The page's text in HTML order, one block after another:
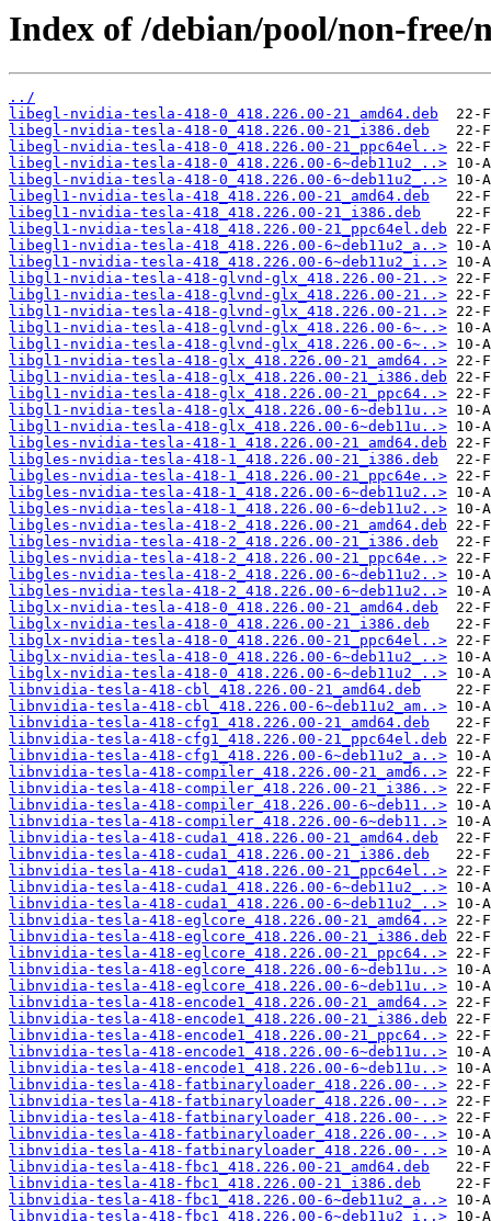
Index of /debian/pool/non-
../
libegl-nvidia-tesla-418-0_418.226.00-21_amd64.deb
libegl-nvidia-tesla-418-0_418.226.00-21_i386.deb
libegl-nvidia-tesla-418-0_418.226.00-21_ppc64el..>
libegl-nvidia-tesla-418-0_418.226.00-6~deb11u2_..>
libegl-nvidia-tesla-418-0_418.226.00-6~deb11u2_..>
libegl1-nvidia-tesla-418_418.226.00-21_amd64.deb
libegl1-nvidia-tesla-418_418.226.00-21_i386.deb
libegl1-nvidia-tesla-418_418.226.00-21_ppc64el.deb
libegl1-nvidia-tesla-418_418.226.00-6~deb11u2_a..>
libegl1-nvidia-tesla-418_418.226.00-6~deb11u2_i..>
libgl1-nvidia-tesla-418-glvnd-glx_418.226.00-21..>
libgl1-nvidia-tesla-418-glvnd-glx_418.226.00-21..>
libgl1-nvidia-tesla-418-glvnd-glx_418.226.00-21..>
libgl1-nvidia-tesla-418-glvnd-glx_418.226.00-6~..>
libgl1-nvidia-tesla-418-glvnd-glx_418.226.00-6~..>
libgl1-nvidia-tesla-418-glx_418.226.00-21_amd64..>
libgl1-nvidia-tesla-418-glx_418.226.00-21_i386.deb
libgl1-nvidia-tesla-418-glx_418.226.00-21_ppc64..>
libgl1-nvidia-tesla-418-glx_418.226.00-6~deb11u..>
libgl1-nvidia-tesla-418-glx_418.226.00-6~deb11u..>
libgles-nvidia-tesla-418-1_418.226.00-21_amd64.deb
libgles-nvidia-tesla-418-1_418.226.00-21_i386.deb
libgles-nvidia-tesla-418-1_418.226.00-21_ppc64e..>
libgles-nvidia-tesla-418-1_418.226.00-6~deb11u2..>
libgles-nvidia-tesla-418-1_418.226.00-6~deb11u2..>
libgles-nvidia-tesla-418-2_418.226.00-21_amd64.deb
libgles-nvidia-tesla-418-2_418.226.00-21_i386.deb
libgles-nvidia-tesla-418-2_418.226.00-21_ppc64e..>
libgles-nvidia-tesla-418-2_418.226.00-6~deb11u2..>
libgles-nvidia-tesla-418-2_418.226.00-6~deb11u2..>
libglx-nvidia-tesla-418-0_418.226.00-21_amd64.deb
libglx-nvidia-tesla-418-0_418.226.00-21_i386.deb
libglx-nvidia-tesla-418-0_418.226.00-21_ppc64el..>
libglx-nvidia-tesla-418-0_418.226.00-6~deb11u2_..>
libglx-nvidia-tesla-418-0_418.226.00-6~deb11u2_..>
libnvidia-tesla-418-cbl_418.226.00-21_amd64.deb
libnvidia-tesla-418-cbl_418.226.00-6~deb11u2_am..>
libnvidia-tesla-418-cfg1_418.226.00-21_amd64.deb
libnvidia-tesla-418-cfg1_418.226.00-21_ppc64el.deb
libnvidia-tesla-418-cfg1_418.226.00-6~deb11u2_a..>
libnvidia-tesla-418-compiler_418.226.00-21_amd6..>
libnvidia-tesla-418-compiler_418.226.00-21_i386..>
libnvidia-tesla-418-compiler_418.226.00-6~deb11..>
libnvidia-tesla-418-compiler_418.226.00-6~deb11..>
libnvidia-tesla-418-cuda1_418.226.00-21_amd64.deb
libnvidia-tesla-418-cuda1_418.226.00-21_i386.deb
libnvidia-tesla-418-cuda1_418.226.00-21_ppc64el..>
libnvidia-tesla-418-cuda1_418.226.00-6~deb11u2_..>
libnvidia-tesla-418-cuda1_418.226.00-6~deb11u2_..>
libnvidia-tesla-418-eglcore_418.226.00-21_amd64..>
libnvidia-tesla-418-eglcore_418.226.00-21_i386.deb
libnvidia-tesla-418-eglcore_418.226.00-21_ppc64..>
libnvidia-tesla-418-eglcore_418.226.00-6~deb11u..>
libnvidia-tesla-418-eglcore_418.226.00-6~deb11u..>
libnvidia-tesla-418-encode1_418.226.00-21_amd64..>
libnvidia-tesla-418-encode1_418.226.00-21_i386.deb
libnvidia-tesla-418-encode1_418.226.00-21_ppc64..>
libnvidia-tesla-418-encode1_418.226.00-6~deb11u..>
libnvidia-tesla-418-encode1_418.226.00-6~deb11u..>
libnvidia-tesla-418-fatbinaryloader_418.226.00-..>
libnvidia-tesla-418-fatbinaryloader_418.226.00-..>
libnvidia-tesla-418-fatbinaryloader_418.226.00-..>
libnvidia-tesla-418-fatbinaryloader_418.226.00-..>
libnvidia-tesla-418-fatbinaryloader_418.226.00-..>
libnvidia-tesla-418-fbc1_418.226.00-21_amd64.deb
libnvidia-tesla-418-fbc1_418.226.00-21_i386.deb
libnvidia-tesla-418-fbc1_418.226.00-6~deb11u2_a..>
libnvidia-tesla-418-fbc1_418.226.00-6~deb11u2_i..>